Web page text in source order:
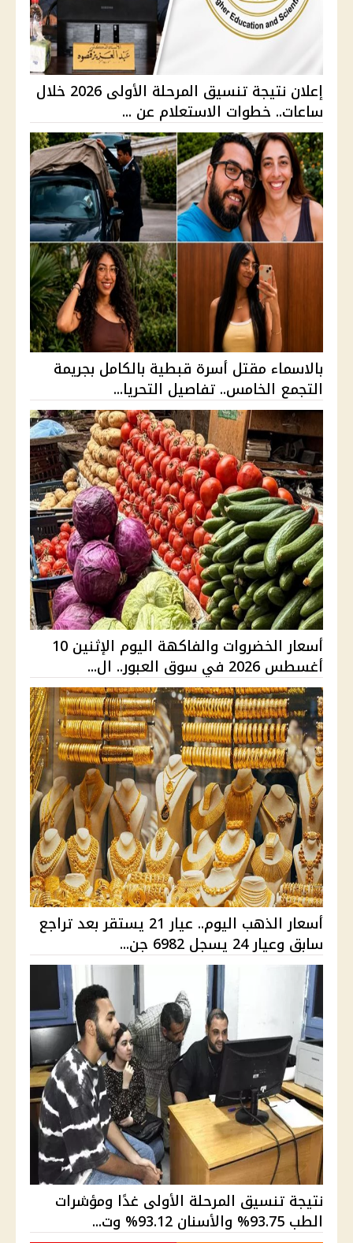
إعلان نتيجة تنسيق المرحلة الأولى 2026 خلال
ساعات.. خطوات الاستعلام عن ...
بالاسماء مقتل أسرة قبطية بالكامل بجريمة
التجمع الخامس.. تفاصيل التحريا...
أسعار الخضروات والفاكهة اليوم الإثنين 10
أغسطس 2026 في سوق العبور.. ال...
أسعار الذهب اليوم.. عيار 21 يستقر بعد تراجع
سابق وعيار 24 يسجل 6982 جن...
نتيجة تنسيق المرحلة الأولى غدًا ومؤشرات
الطب 93.75% والأسنان 93.12% وت...